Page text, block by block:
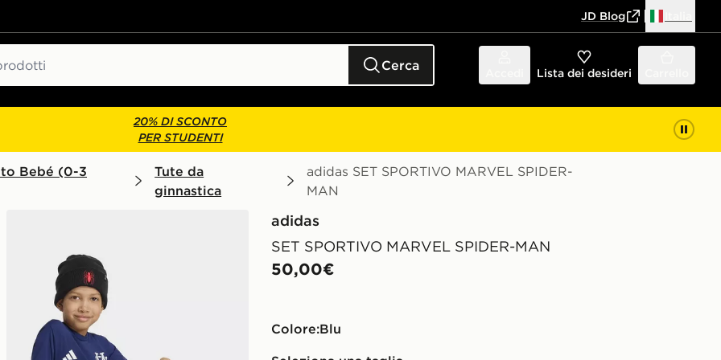
JD Blog
Cerca Lista dei desideri
20% DI SCONTO
PER STUDENTI
Bebé (0-3
Tute da
ginnastica
adidas SET SPORTIVO MARVEL SPIDER-
MAN
adidas
SET SPORTIVO MARVEL SPIDER-MAN
50,00€
Colore:
blu